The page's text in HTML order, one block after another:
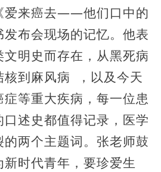
爱来癌去——他们口中的
布会现场的记忆。他表
明史而存在，从黑死病
核到麻风病
，以及今天
等重大疾病，每一位患
述史都值得记录，医学
两个主题词。张老师鼓
时代青年，要珍爱生